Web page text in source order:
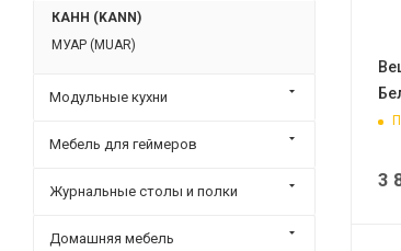
3
КАНН (KANN)
МУАР (MUAR)
Модульные кухни
Мебель для геймеров
Журнальные столы и полки
Домашняя мебель